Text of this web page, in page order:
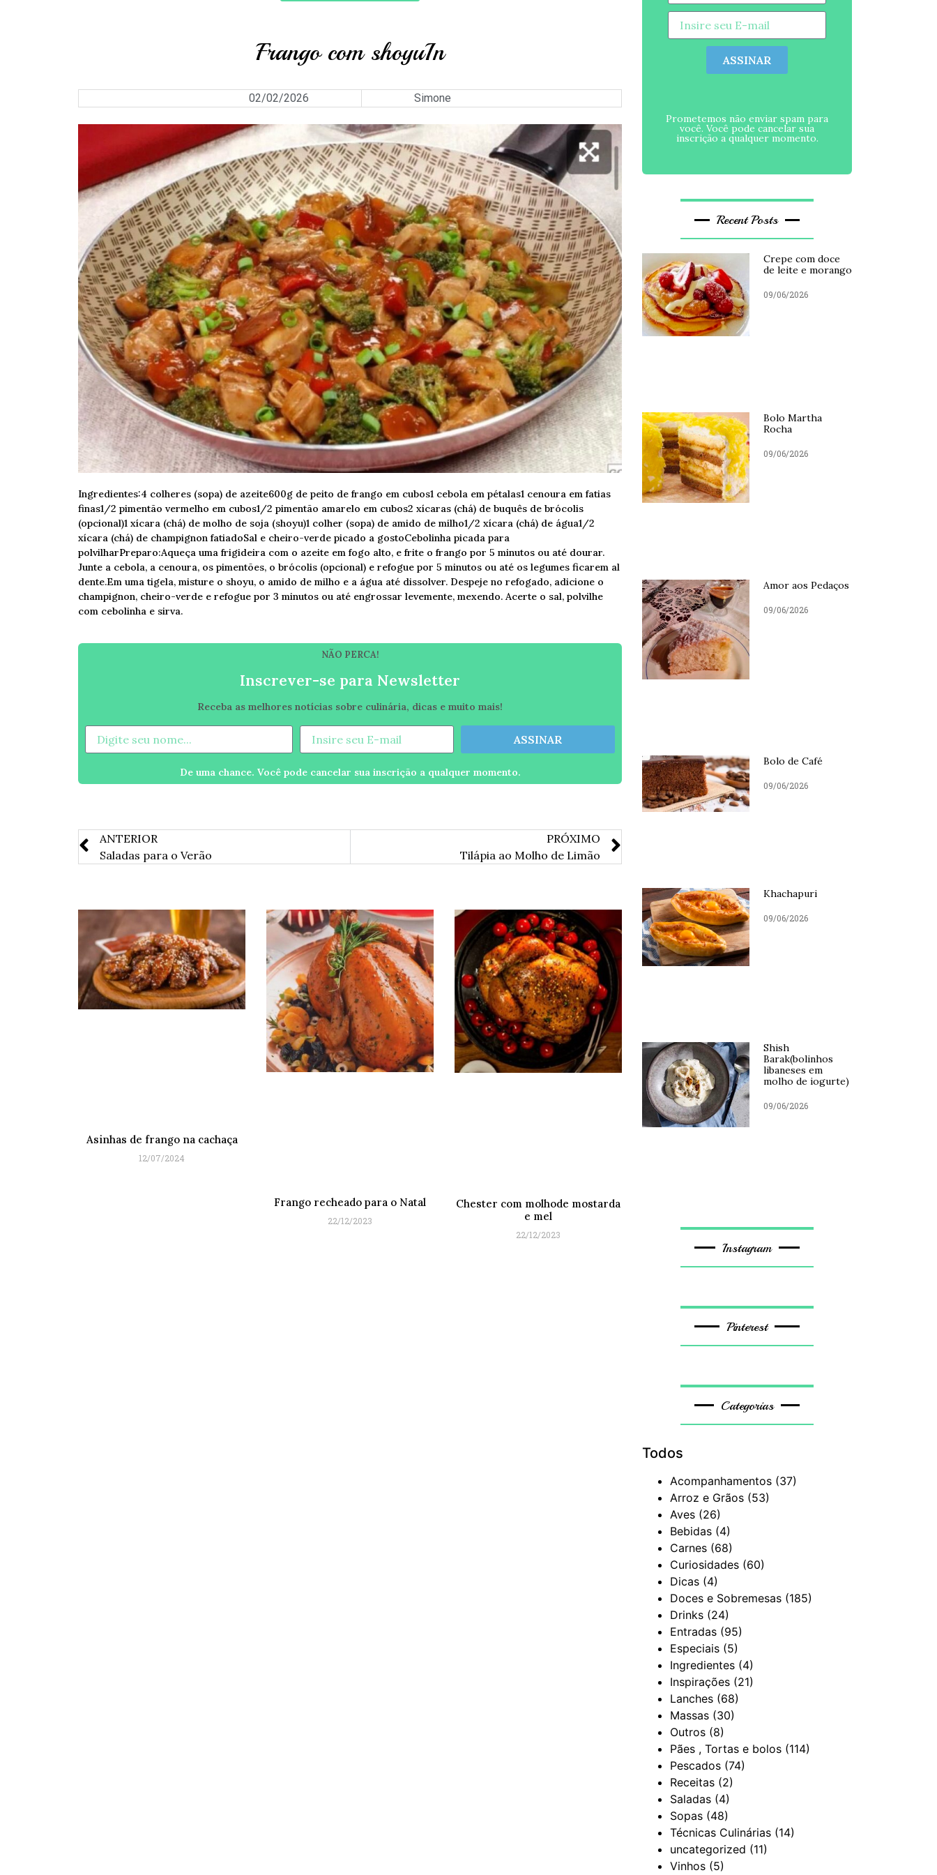
Frango com shoyuIn
02/02/2026 Simone
Ingredientes:4 colheres (sopa) de azeite600g de peito de frango em cubos1 cebola em pétalas1 cenoura em fatias
finas1/2 pimentão vermelho em cubos1/2 pimentão amarelo em cubos2 xícaras (chá) de buquês de brócolis
(opcional)1 xícara (chá) de molho de soja (shoyu)1 colher (sopa) de amido de milho1/2 xícara (chá) de água1/2
xícara (chá) de champignon fatiadoSal e cheiro-verde picado a gostoCebolinha picada para
polvilharPreparo:Aqueça uma frigideira com o azeite em fogo alto, e frite o frango por 5 minutos ou até dourar.
Junte a cebola, a cenoura, os pimentões, o brócolis (opcional) e refogue por 5 minutos ou até os legumes ficarem al
dente.Em uma tigela, misture o shoyu, o amido de milho e a água até dissolver. Despeje no refogado, adicione o
champignon, cheiro-verde e refogue por 3 minutos ou até engrossar levemente, mexendo. Acerte o sal, polvilhe
com cebolinha e sirva.
NÃO PERCA!
Inscrever-se para Newsletter
Receba as melhores notícias sobre culinária, dicas e muito mais!
ASSINAR
De uma chance. Você pode cancelar sua inscrição a qualquer momento.
ANTERIOR
Saladas para o Verão
PRÓXIMO
Tilápia ao Molho de Limão
Asinhas de frango na cachaça
12/07/2024
Frango recheado para o Natal
22/12/2023
Chester com molhode mostarda
e mel
22/12/2023
ASSINAR
Prometemos não enviar spam para
você. Você pode cancelar sua
inscrição a qualquer momento.
Recent Posts
Crepe com doce
de leite e morango
09/06/2026
Bolo Martha
Rocha
09/06/2026
Amor aos Pedaços
09/06/2026
Bolo de Café
09/06/2026
Khachapuri
09/06/2026
Shish
Barak(bolinhos
libaneses em
molho de iogurte)
09/06/2026
Instagram
Pinterest
Categorias
Todos
Acompanhamentos (37)
Arroz e Grãos (53)
Aves (26)
Bebidas (4)
Carnes (68)
Curiosidades (60)
Dicas (4)
Doces e Sobremesas (185)
Drinks (24)
Entradas (95)
Especiais (5)
Ingredientes (4)
Inspirações (21)
Lanches (68)
Massas (30)
Outros (8)
Pães , Tortas e bolos (114)
Pescados (74)
Receitas (2)
Saladas (4)
Sopas (48)
Técnicas Culinárias (14)
uncategorized (11)
Vinhos (5)